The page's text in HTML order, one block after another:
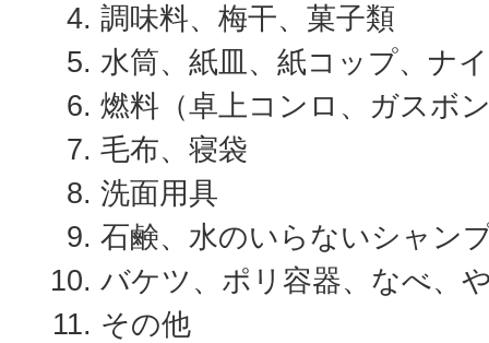
調味料、梅干、菓子類
水筒、紙皿、紙コップ、ナ
燃料（卓上コンロ、ガスボ
毛布、寝袋
洗面用具
石鹸、水のいらないシャン
バケツ、ポリ容器、なべ、
その他